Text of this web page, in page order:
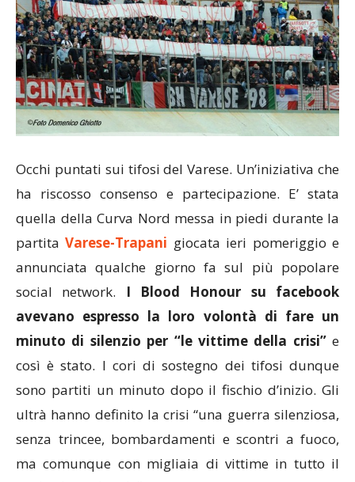
Occhi puntati sui tifosi del Varese. Un’iniziativa che
ha riscosso consenso e partecipazione. E’ stata
quella della Curva Nord messa in piedi durante la
partitaVarese-Trapani giocata ieri pomeriggio e
annunciata qualche giorno fa sul più popolare
social network.
I Blood Honour su facebook
avevano espresso la loro volontà di fare un
minuto di silenzio per “le vittime della crisi”e
così è stato. I cori di sostegno dei tifosi dunque
sono partiti un minuto dopo il fischio d’inizio. Gli
ultrà hanno definito la crisi “una guerra silenziosa,
senza trincee, bombardamenti e scontri a fuoco,
ma comunque con migliaia di vittime in tutto il